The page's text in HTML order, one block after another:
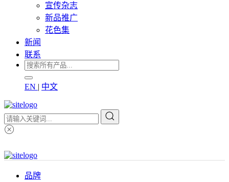
宣传杂志
新品推广
花色集
新闻
联系
EN | 中文
品牌